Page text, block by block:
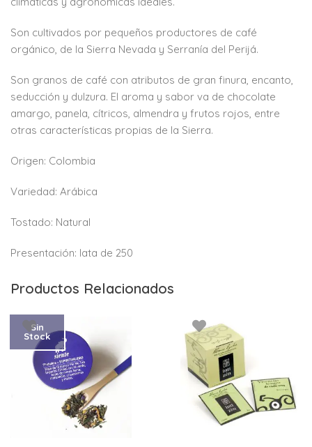
Son cultivados por pequeños productores de café
orgánico, de la Sierra Nevada y Serranía del Perijá.
Son granos de café con atributos de gran finura, encanto,
seducción y dulzura. El aroma y sabor va de chocolate
amargo, panela, cítricos, almendra y frutos rojos, entre
otras características propias de la Sierra.
Origen: Colombia
Variedad: Arábica
Tostado: Natural
Presentación: lata de 250
Productos Relacionados
Sin
Stock